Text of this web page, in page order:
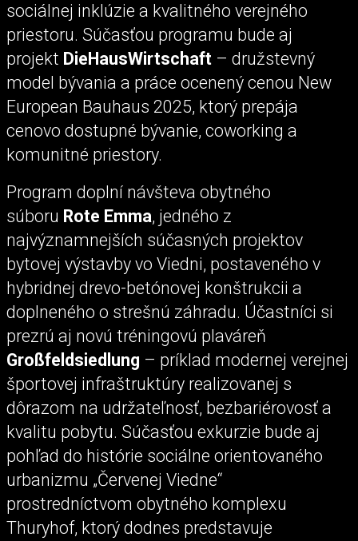
sociálnej inklúzie a kvalitného verejného
priestoru. Súčasťou programu bude aj
projekt DieHausWirtschaft – družstevný
model bývania a práce ocenený cenou New
European Bauhaus 2025, ktorý prepája
cenovo dostupné bývanie, coworking a
komunitné priestory.
Program doplní návšteva obytného
súboru Rote Emma, jedného z
najvýznamnejších súčasných projektov
bytovej výstavby vo Viedni, postaveného v
hybridnej drevo-betónovej konštrukcii a
doplneného o strešnú záhradu. Účastníci si
prezrú aj novú tréningovú plaváreň
Großfeldsiedlung – príklad modernej verejnej
športovej infraštruktúry realizovanej s
dôrazom na udržateľnosť, bezbariérovosť a
kvalitu pobytu. Súčasťou exkurzie bude aj
pohľad do histórie sociálne orientovaného
urbanizmu „Červenej Viedne“
prostredníctvom obytného komplexu
Thuryhof, ktorý dodnes predstavuje